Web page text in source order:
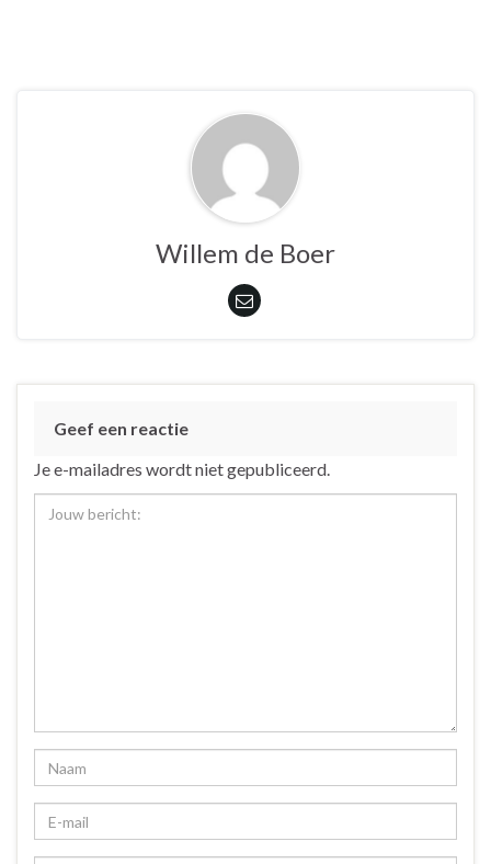
Willem de Boer
Geef een reactie
Je e-mailadres wordt niet gepubliceerd.